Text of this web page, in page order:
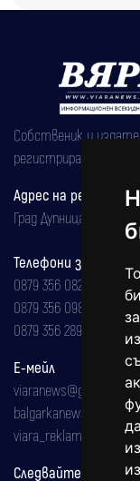
Собственик и
регистрирана на
Адрес на
Град Дупница,
Телефони за
0879 356 082
0879 356 098
0879 356 289
Е-мейл
viaranews@gmail.com
viara_reklama@mail.bg
Следвайте ни: